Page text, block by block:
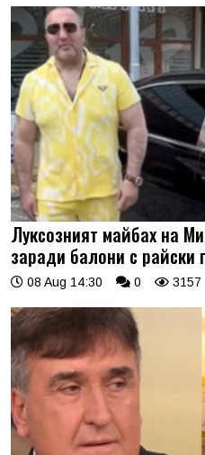
Луксозният майбах на
заради балони с райски
08 Aug 14:30 0 3157